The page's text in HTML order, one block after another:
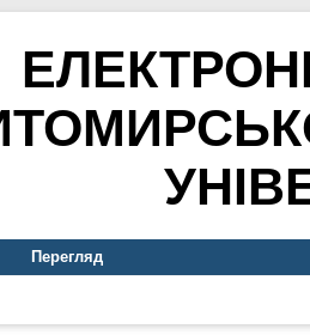
Перегляд